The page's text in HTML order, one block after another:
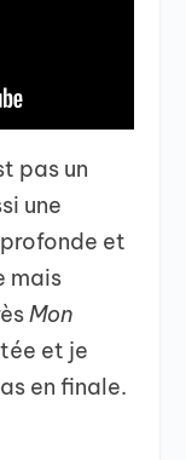
pas un
une
et
mais
Mon
et je
en finale.